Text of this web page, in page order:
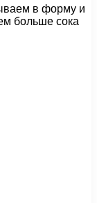
в форму и
больше сока